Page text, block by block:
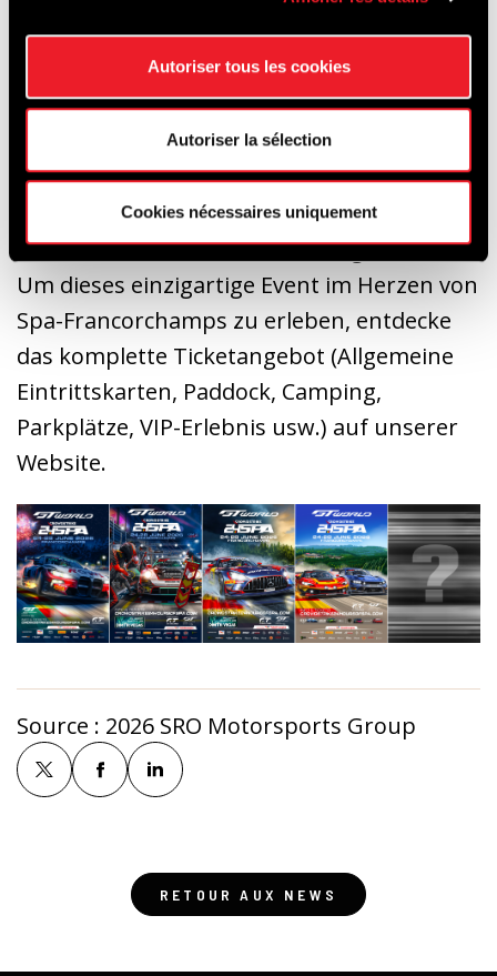
Autoriser tous les cookies
Autoriser la sélection
Cookies nécessaires uniquement
lassen Träume wahr werden, wenn du
deine Lieblingsfahrer triffst, insbesondere
Mittwoch, den 24. Juni.
Fünf Tage lang versprechen die
CrowdStrike 24 Hours of Spa, alle deine
Sinne zu wecken und dich zu begeistern.
Um dieses einzigartige Event im Herzen von
Spa-Francorchamps zu erleben, entdecke
das komplette Ticketangebot (Allgemeine
Eintrittskarten, Paddock, Camping,
Parkplätze, VIP-Erlebnis usw.) auf unserer
Website.
Source : 2026 SRO Motorsports Group
RETOUR AUX NEWS